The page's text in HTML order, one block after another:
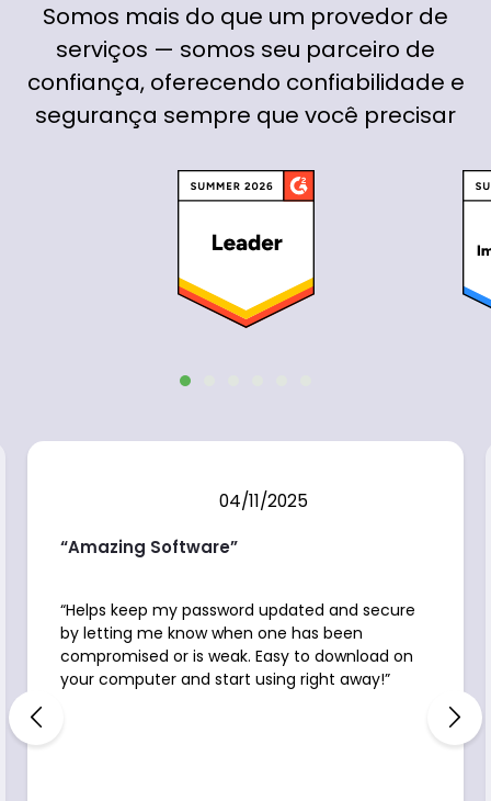
Somos mais do que um provedor de
serviços — somos seu parceiro de
confiança, oferecendo confiabilidade e
segurança sempre que você precisar
04/11/2025
“Amazing Software”
“Helps keep my password updated and secure
by letting me know when one has been
compromised or is weak. Easy to download on
your computer and start using right away!”